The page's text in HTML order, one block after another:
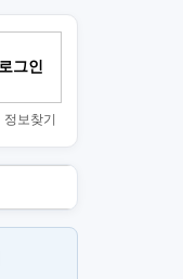
정보찾기